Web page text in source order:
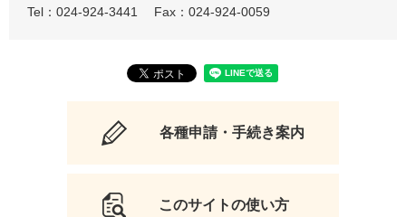
Tel：024-924-3441
Fax：024-924-0059
各種申請・手続き案内
このサイトの使い方